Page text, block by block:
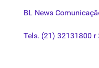
BL News
Tels. (21) 32131800